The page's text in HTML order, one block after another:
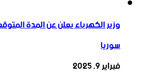
وزير الكهرباء يعلن عن المدة
سوريا
فبراير 9, 2025